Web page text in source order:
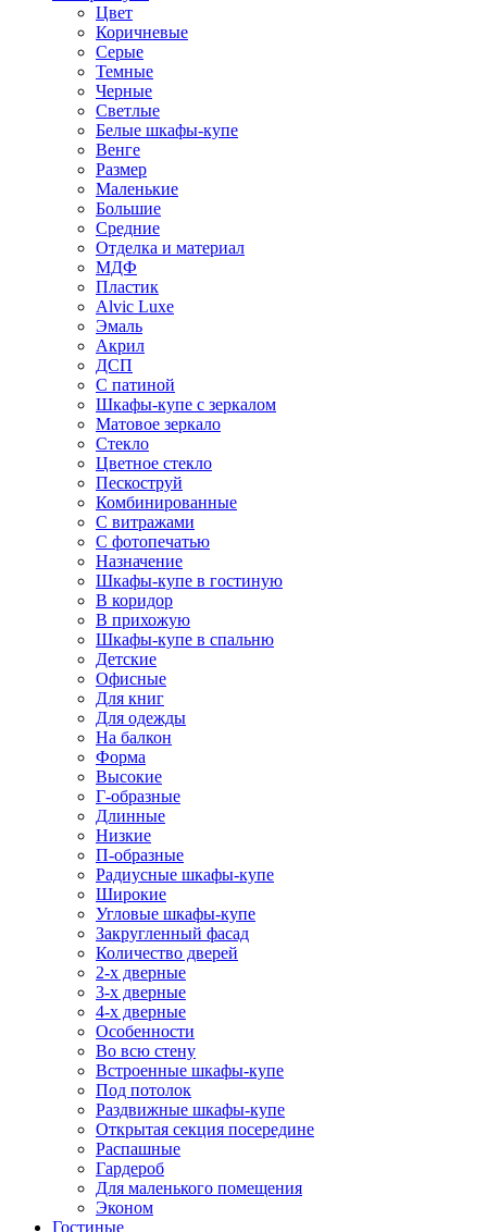
Цвет
Коричневые
Серые
Темные
Черные
Светлые
Белые шкафы-купе
Венге
Размер
Маленькие
Большие
Средние
Отделка и материал
МДФ
Пластик
Alvic Luxe
Эмаль
Акрил
ДСП
С патиной
Шкафы-купе с зеркалом
Матовое зеркало
Стекло
Цветное стекло
Пескоструй
Комбинированные
С витражами
С фотопечатью
Назначение
Шкафы-купе в гостиную
В коридор
В прихожую
Шкафы-купе в спальню
Детские
Офисные
Для книг
Для одежды
На балкон
Форма
Высокие
Г-образные
Длинные
Низкие
П-образные
Радиусные шкафы-купе
Широкие
Угловые шкафы-купе
Закругленный фасад
Количество дверей
2-х дверные
3-х дверные
4-х дверные
Особенности
Во всю стену
Встроенные шкафы-купе
Под потолок
Раздвижные шкафы-купе
Открытая секция посередине
Распашные
Гардероб
Для маленького помещения
Эконом
Гостиные